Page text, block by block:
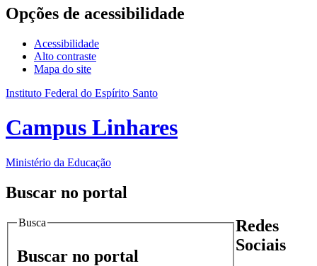
Acesso à informação
Opções de acessibilidade
Acessibilidade
Alto contraste
Mapa do site
Instituto Federal do Espírito Santo
Campus Linhares
Ministério da Educação
Buscar no portal
Busca
Buscar no portal
Redes
Sociais